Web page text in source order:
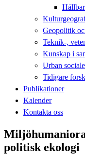
Geopolitik
Teknik-,
Kunskap i
Urban
Tidigare
Publikationer
Kalender
Kontakta oss
politisk ekologi